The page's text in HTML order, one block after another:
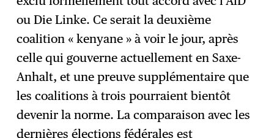
ou Die Linke. Ce serait la deuxième
coalition « kenyane » à voir le jour, après
celle qui gouverne actuellement en Saxe-
Anhalt, et une preuve supplémentaire que
les coalitions à trois pourraient bientôt
devenir la norme. La comparaison avec les
dernières élections fédérales est